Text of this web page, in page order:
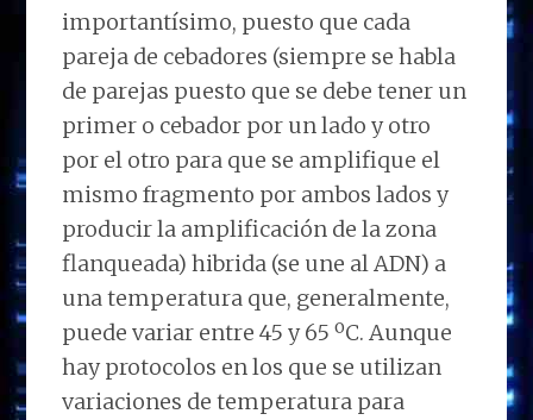
importantísimo, puesto que cada
pareja de cebadores (siempre se habla
de parejas puesto que se debe tener un
primer o cebador por un lado y otro
por el otro para que se amplifique el
mismo fragmento por ambos lados y
producir la amplificación de la zona
flanqueada) hibrida (se une al ADN) a
una temperatura que, generalmente,
puede variar entre 45 y 65 ºC. Aunque
hay protocolos en los que se utilizan
variaciones de temperatura para